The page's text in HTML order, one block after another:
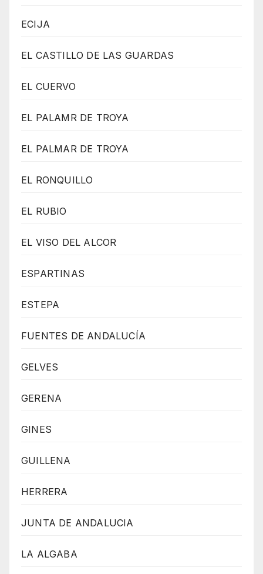
ECIJA
EL CASTILLO DE LAS GUARDAS
EL CUERVO
EL PALAMR DE TROYA
EL PALMAR DE TROYA
EL RONQUILLO
EL RUBIO
EL VISO DEL ALCOR
ESPARTINAS
ESTEPA
FUENTES DE ANDALUCÍA
GELVES
GERENA
GINES
GUILLENA
HERRERA
JUNTA DE ANDALUCIA
LA ALGABA